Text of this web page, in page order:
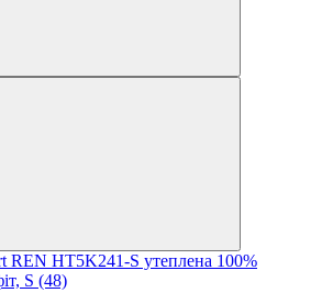
REN HT5K241-S утеплена 100%
S (48)